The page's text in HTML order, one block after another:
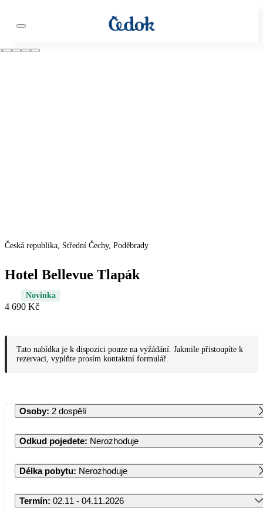
Česká republika, Střední Čechy, Poděbrady
Hotel Bellevue Tlapák
Novinka
4 690 Kč
Tato nabídka je k dispozici pouze na vyžádání. Jakmile přistoupíte k
rezervaci, vyplňte prosím kontaktní formulář.
Osoby: 2 dospělí
Odkud pojedete: Nerozhoduje
Délka pobytu: Nerozhoduje
Termín: 02.11 - 04.11.2026